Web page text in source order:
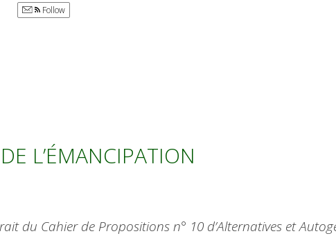
Follow
L’ÉMANCIPATION
du Cahier de Propositions n° 10 d’Alternatives et